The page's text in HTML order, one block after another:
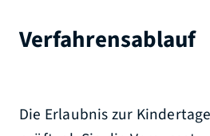
Verfahrensablauf
Die Erlaubnis zur